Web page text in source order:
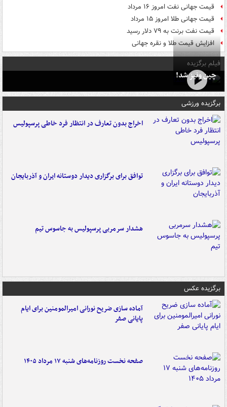
قیمت جهانی نفت امروز ۱۶ مرداد
قیمت جهانی طلا امروز ۱۵ مرداد
قیمت نفت برنت به ۷۹ دلار رسید
افزایش قیمت طلا و نقره جهانی
فیلم برگزیده
چین ونیز شد!
برگزیده ورزشی
اخراج بدون تعارف در انتظار فرد خاطی پرسپولیس
توافق برای برگزاری دیدار دوستانه ایران و آذربایجان
هشدار سرمربی پرسپولیس به جاسوس تیم
برگزیده عکس
آماده سازی ضریح نورانی امیرالمومنین برای ایام
پایانی صفر
صفحه نخست روزنامه‌های شنبه ۱۷ مرداد ۱۴۰۵